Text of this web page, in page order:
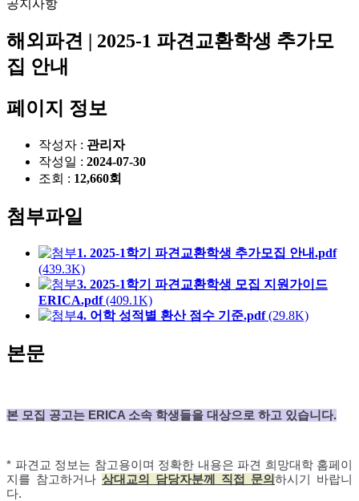
공지사항
해외파견 | 2025-1 파견교환학생 추가모
집 안내
페이지 정보
작성자 : 관리자
작성일 : 2024-07-30
조회 : 12,660회
첨부파일
1. 2025-1학기 파견교환학생 추가모집 안내.pdf
(439.3K)
3. 2025-1학기 파견교환학생 모집 지원가이드
ERICA.pdf(409.1K)
4. 어학 성적별 환산 점수 기준.pdf(29.8K)
본문
본 모집 공고는 ERICA 소속 학생들을 대상으로 하고 있습니다.
* 파견교 정보는 참고용이며 정확한 내용은 파견 희망대학 홈페이
지를 참고하거나 상대교의 담당자분께 직접 문의하시기 바랍니
다.